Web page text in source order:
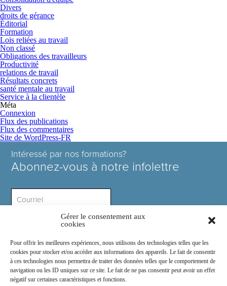
Gérer le consentement aux
cookies
Pour offrir les meilleures expériences, nous utilisons des technologies telles que les
cookies pour stocker et/ou accéder aux informations des appareils. Le fait de consentir
à ces technologies nous permettra de traiter des données telles que le comportement de
navigation ou les ID uniques sur ce site. Le fait de ne pas consentir peut avoir un effet
négatif sur certaines caractéristiques et fonctions.
Divers
droits de gérance
Éditorial
Formation
Lois reliées au travail
Non classé
Obligations des travailleurs
Productivité
relations de travail
Résultats concrets
santé mentale au travail
Service à la clientèle
Méta
Connexion
Flux des publications
Flux des commentaires
Site de WordPress-FR
Intéressé par nos formations?
Abonnez-vous à notre infolettre